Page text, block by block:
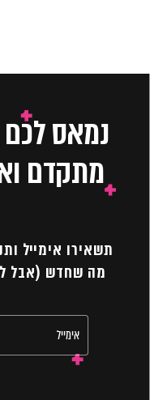
נמאס
מתקדם
תשאירו אימייל
מה שחדש (אבל